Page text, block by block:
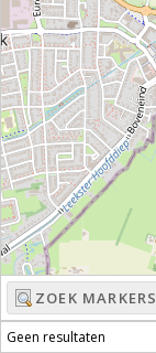
Geen resultaten